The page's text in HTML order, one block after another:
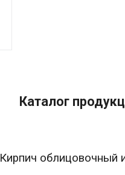
Каталог
Кирпич облицовочный